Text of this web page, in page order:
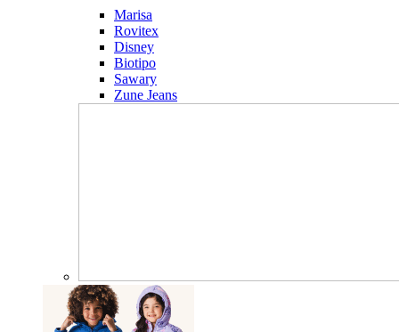
Marisa
Rovitex
Disney
Biotipo
Sawary
Zune Jeans